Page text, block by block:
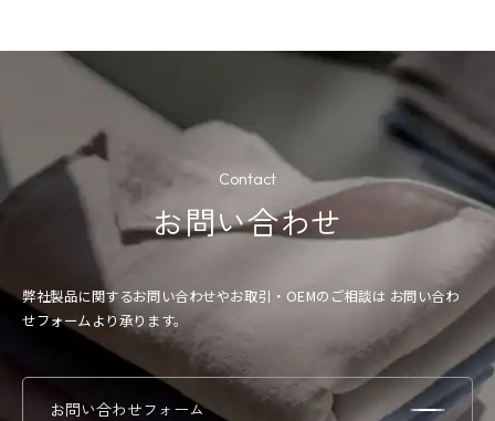
Contact
お問い合わせ
弊社製品に関するお問い合わせやお取引・OEMのご相談は お問い合わ
せフォームより承ります。
お問い合わせフォーム